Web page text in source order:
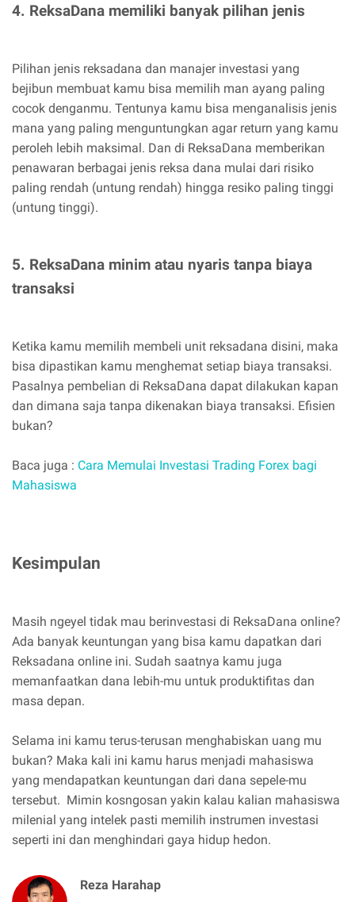
4. ReksaDana memiliki banyak pilihan jenis
Pilihan jenis reksadana dan manajer investasi yang
bejibun membuat kamu bisa memilih man ayang paling
cocok denganmu. Tentunya kamu bisa menganalisis jenis
mana yang paling menguntungkan agar return yang kamu
peroleh lebih maksimal. Dan di ReksaDana memberikan
penawaran berbagai jenis reksa dana mulai dari risiko
paling rendah (untung rendah) hingga resiko paling tinggi
(untung tinggi).
5. ReksaDana minim atau nyaris tanpa biaya
transaksi
Ketika kamu memilih membeli unit reksadana disini, maka
bisa dipastikan kamu menghemat setiap biaya transaksi.
Pasalnya pembelian di ReksaDana dapat dilakukan kapan
dan dimana saja tanpa dikenakan biaya transaksi. Efisien
bukan?
Baca juga : Cara Memulai Investasi Trading Forex bagi
Mahasiswa
Kesimpulan
Masih ngeyel tidak mau berinvestasi di ReksaDana online?
Ada banyak keuntungan yang bisa kamu dapatkan dari
Reksadana online ini. Sudah saatnya kamu juga
memanfaatkan dana lebih-mu untuk produktifitas dan
masa depan.
Selama ini kamu terus-terusan menghabiskan uang mu
bukan? Maka kali ini kamu harus menjadi mahasiswa
yang mendapatkan keuntungan dari dana sepele-mu
tersebut. Mimin kosngosan yakin kalau kalian mahasiswa
milenial yang intelek pasti memilih instrumen investasi
seperti ini dan menghindari gaya hidup hedon.
Reza Harahap